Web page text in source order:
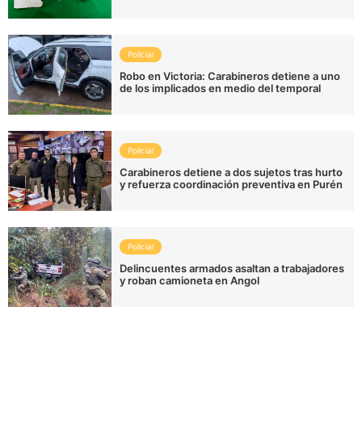
Policial
Robo en Victoria: Carabineros detiene a uno
de los implicados en medio del temporal
Policial
Carabineros detiene a dos sujetos tras hurto
y refuerza coordinación preventiva en Purén
Policial
Delincuentes armados asaltan a trabajadores
y roban camioneta en Angol